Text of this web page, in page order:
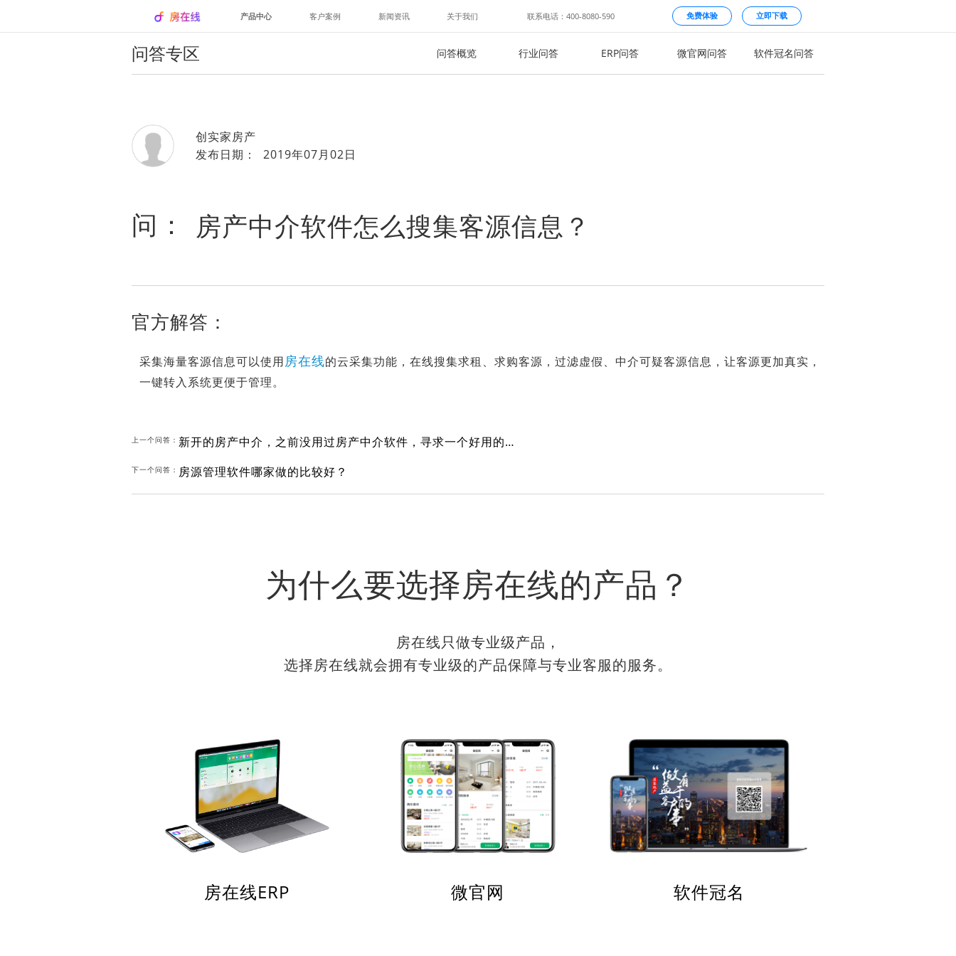
产品中心 客户案例 新闻资讯 关于我们 联系电话：400-8080-590 免费体验 立即下载
问答专区 问答概览 行业问答 ERP问答 微官网问答 软件冠名问答
创实家房产
发布日期： 2019年07月02日
问： 房产中介软件怎么搜集客源信息？
官方解答：
采集海量客源信息可以使用房在线的云采集功能，在线搜集求租、求购客源，过滤虚假、中介可疑客源信息，让客源更加真实，
一键转入系统更便于管理。
上一个问答： 新开的房产中介，之前没用过房产中介软件，寻求一个好用的软件。
下一个问答： 房源管理软件哪家做的比较好？
为什么要选择房在线的产品？
房在线只做专业级产品，
选择房在线就会拥有专业级的产品保障与专业客服的服务。
房在线ERP 微官网 软件冠名